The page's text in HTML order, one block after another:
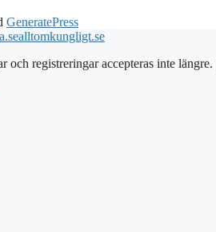
GeneratePress
alltomkungligt.se
och registreringar accepteras inte längre. |